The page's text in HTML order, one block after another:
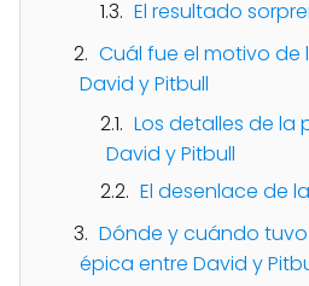
El resultado
Cuál fue el motivo de
David y Pitbull
Los detalles de la
David y Pitbull
El desenlace de
Dónde y cuándo
épica entre David y